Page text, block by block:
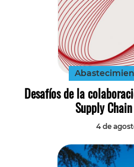
Desafíos de la
Supply
4 de